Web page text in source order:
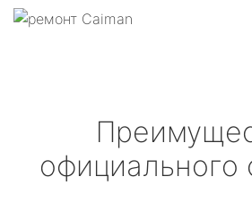
официального